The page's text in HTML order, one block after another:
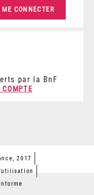
par la BnF
COMPTE
2017